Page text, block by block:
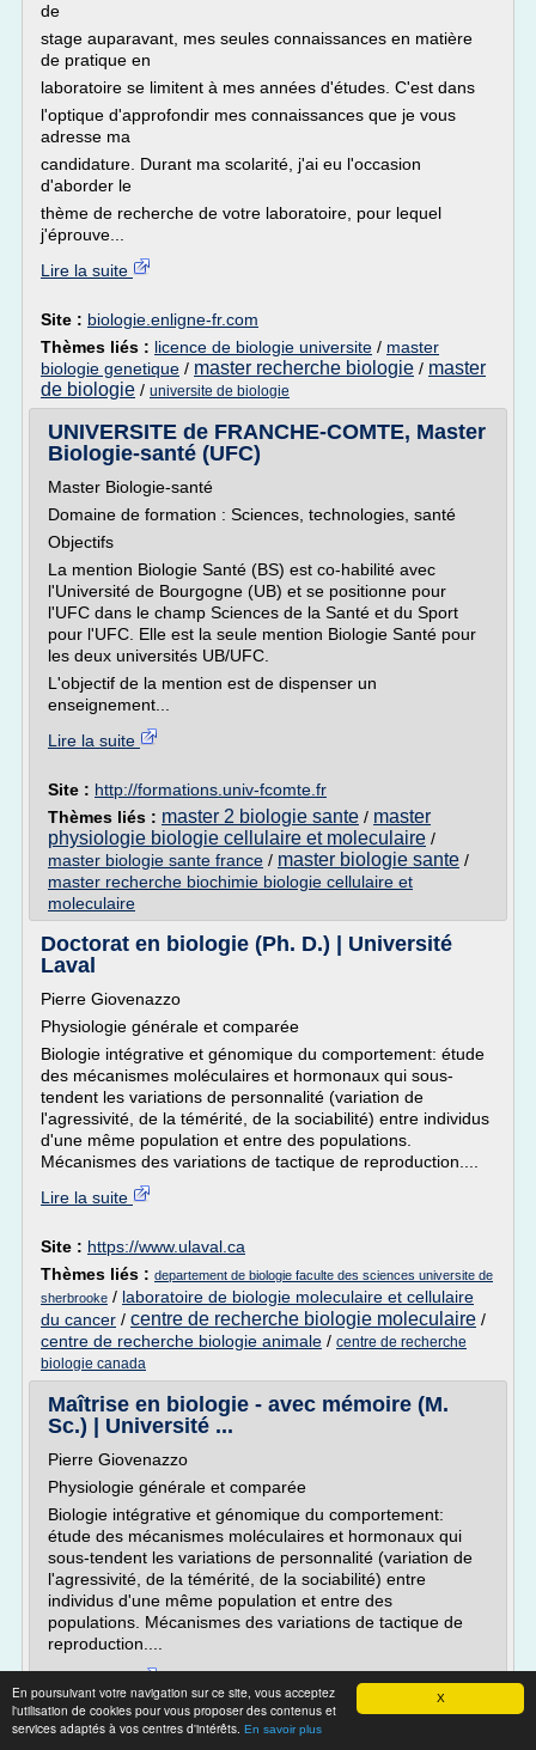
X
En poursuivant votre navigation sur ce site, vous acceptez
l'utilisation de cookies pour vous proposer des contenus et
services adaptés à vos centres d'intérêts. En savoir plus
de
stage auparavant, mes seules connaissances en matière
de pratique en
laboratoire se limitent à mes années d'études. C'est dans
l'optique d'approfondir mes connaissances que je vous
adresse ma
candidature. Durant ma scolarité, j'ai eu l'occasion
d'aborder le
thème de recherche de votre laboratoire, pour lequel
j'éprouve...
Lire la suite
Site : biologie.enligne-fr.com
Thèmes liés : licence de biologie universite / master
biologie genetique / master recherche biologie / master
de biologie / universite de biologie
UNIVERSITE de FRANCHE-COMTE, Master
Biologie-santé (UFC)
Master Biologie-santé
Domaine de formation : Sciences, technologies, santé
Objectifs
La mention Biologie Santé (BS) est co-habilité avec
l'Université de Bourgogne (UB) et se positionne pour
l'UFC dans le champ Sciences de la Santé et du Sport
pour l'UFC. Elle est la seule mention Biologie Santé pour
les deux universités UB/UFC.
L'objectif de la mention est de dispenser un
enseignement...
Lire la suite
Site : http://formations.univ-fcomte.fr
Thèmes liés : master 2 biologie sante / master
physiologie biologie cellulaire et moleculaire /
master biologie sante france / master biologie sante /
master recherche biochimie biologie cellulaire et
moleculaire
Doctorat en biologie (Ph. D.) | Université
Laval
Pierre Giovenazzo
Physiologie générale et comparée
Biologie intégrative et génomique du comportement: étude
des mécanismes moléculaires et hormonaux qui sous-
tendent les variations de personnalité (variation de
l'agressivité, de la témérité, de la sociabilité) entre individus
d'une même population et entre des populations.
Mécanismes des variations de tactique de reproduction....
Lire la suite
Site : https://www.ulaval.ca
Thèmes liés : departement de biologie faculte des sciences universite de
sherbrooke / laboratoire de biologie moleculaire et cellulaire
du cancer / centre de recherche biologie moleculaire /
centre de recherche biologie animale / centre de recherche
biologie canada
Maîtrise en biologie - avec mémoire (M.
Sc.) | Université ...
Pierre Giovenazzo
Physiologie générale et comparée
Biologie intégrative et génomique du comportement:
étude des mécanismes moléculaires et hormonaux qui
sous-tendent les variations de personnalité (variation de
l'agressivité, de la témérité, de la sociabilité) entre
individus d'une même population et entre des
populations. Mécanismes des variations de tactique de
reproduction....
Site :https://www.ulaval.ca